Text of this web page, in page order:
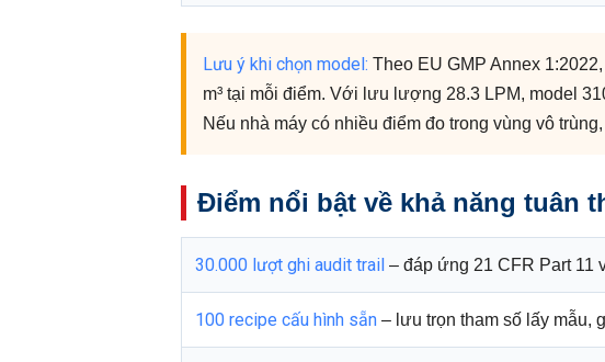
Lưu ý khi chọn model: Theo EU GMP Annex
m³ tại mỗi điểm. Với lưu lượng 28.3 LPM, model
Nếu nhà máy có nhiều điểm đo trong vùng vô
Điểm nổi bật về khả năng tuân
30.000 lượt ghi audit trail – đáp ứng 21 CFR Part 11
100 recipe cấu hình sẵn– lưu trọn tham số lấy mẫu,